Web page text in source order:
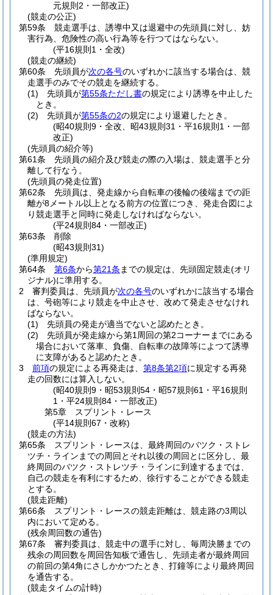
元規則2・一部改正)
(競走の公正)
第59条
競走選手は、誘導中又は退避中の先頭員に対し、妨
害行為、危険性の高い行為等を行つてはならない。
(平16規則1・全改)
(競走の継続)
第60条
先頭員が次の各号のいずれかに該当する場合は、競
走選手のみでその競走を継続する。
(1)
先頭員が第55条ただし書の規定により誘導を中止した
とき。
(2)
先頭員が第55条の2の規定により退避したとき。
(昭40規則9・全改、昭43規則31・平16規則1・一部
改正)
(先頭員の紹介等)
第61条
先頭員の紹介及び競走の際の入場は、競走選手と分
離して行なう。
(先頭員の発走位置)
第62条
先頭員は、発走線から自転車の後輪の後端までの距
離が8メートル以上となる前方の位置につき、発走合図によ
り競走選手と同時に発走しなければならない。
(平24規則84・一部改正)
第63条
削除
(昭43規則31)
(準用規定)
第64条
第6条から第21条 までの規定は、先頭固定競走(オリ
ジナル)に準用する。
2
審判委員は、先頭員が次の各号のいずれかに該当する場合
は、号砲等により競走を中止させ、改めて発走させなけれ
ばならない。
(1)
先頭員の発走が適当でないと認めたとき。
(2)
先頭員が発走線から第1周回の第2コーナーまでにある
場合において落車、負傷、自転車の故障等によつて誘導
に支障があると認めたとき。
3
前項の規定による再発走は、 第8条第2項に規定する再発
走の回数には算入しない。
(昭40規則9・昭53規則54・昭57規則61・平16規則
1・平24規則84・一部改正)
第5章
スプリント・レース
(平14規則67・改称)
(競走の方法)
第65条
スプリント・レースは、最終周回のバツク・ストレ
ツチ・ラインまでの周回とそれ以後の周回とに区分し、最
終周回のバツク・ストレツチ・ラインに到達するまでは、
自己の競走を有利にするため、徐行することができる競走
とする。
(競走距離)
第66条
スプリント・レースの競走距離は、競走路の3周以
内において定める。
(残余周回数の通告)
第67条
審判委員は、競走中の選手に対し、毎周決勝までの
残余の周回数を周回告知板で通告し、先頭走者が最終周回
の前回の第4角にさしかかつたとき、打鐘等により最終周回
を通告する。
(競走タイムの計時)